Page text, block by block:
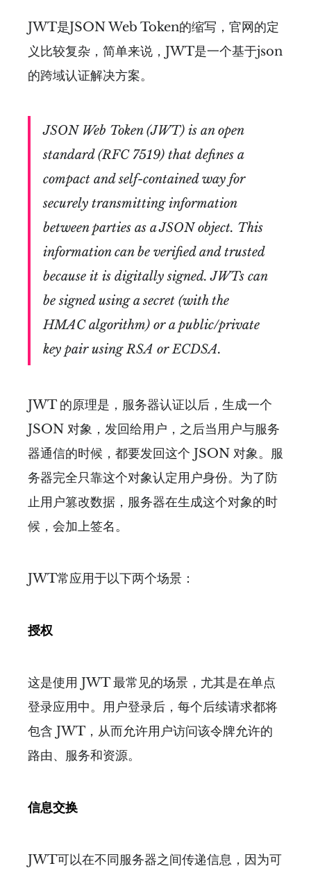
JWT是JSON Web Token的缩写，官网的定
义比较复杂，简单来说，JWT是一个基于json
的跨域认证解决方案。
JSON Web Token (JWT) is an open
standard (RFC 7519) that defines a
compact and self-contained way for
securely transmitting information
between parties as a JSON object. This
information can be verified and trusted
because it is digitally signed. JWTs can
be signed using a secret (with the
HMAC algorithm) or a public/private
key pair using RSA or ECDSA.
JWT 的原理是，服务器认证以后，生成一个
JSON 对象，发回给用户，之后当用户与服务
器通信的时候，都要发回这个 JSON 对象。服
务器完全只靠这个对象认定用户身份。为了防
止用户篡改数据，服务器在生成这个对象的时
候，会加上签名。
JWT常应用于以下两个场景：
授权
这是使用 JWT 最常见的场景，尤其是在单点
登录应用中。用户登录后，每个后续请求都将
包含 JWT，从而允许用户访问该令牌允许的
路由、服务和资源。
信息交换
JWT可以在不同服务器之间传递信息，因为可